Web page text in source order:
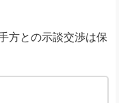
方との示談交渉は保